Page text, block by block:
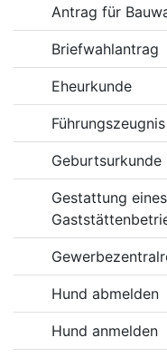
Antrag für
Briefwahlantrag
Eheurkunde
Führungszeugnis
Geburtsurkunde
Gestattung
Hund abmelden
Hund anmelden